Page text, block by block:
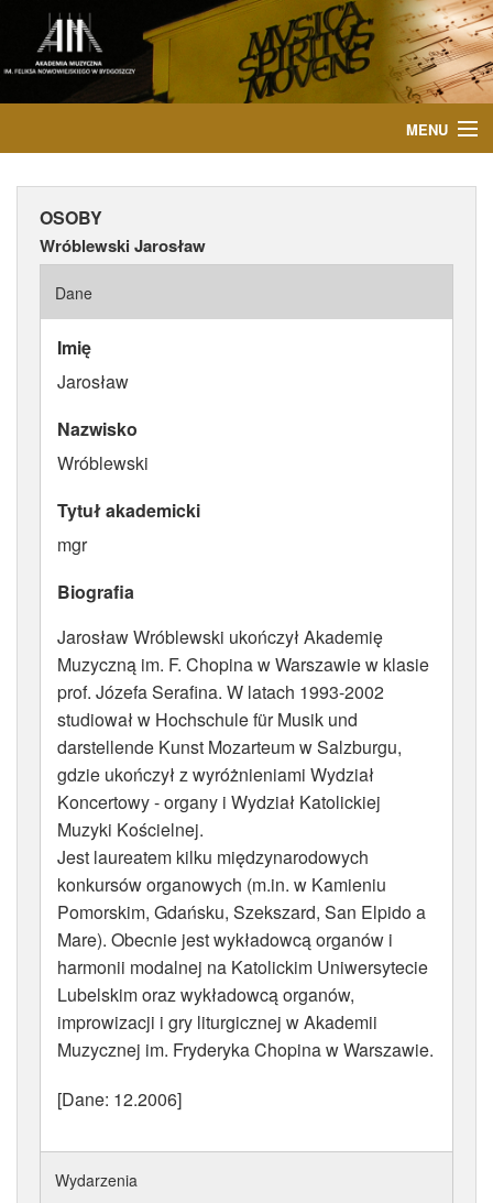
MENU
AKTUALNOŚCI
WYDARZENIA
PUBLIKACJE
OSOBY
Wróblewski Jarosław
Dane
Imię
Jarosław
Nazwisko
Wróblewski
Tytuł akademicki
mgr
Biografia
Jarosław Wróblewski ukończył Akademię
Muzyczną im. F. Chopina w Warszawie w klasie
prof. Józefa Serafina. W latach 1993-2002
studiował w Hochschule für Musik und
darstellende Kunst Mozarteum w Salzburgu,
gdzie ukończył z wyróżnieniami Wydział
Koncertowy - organy i Wydział Katolickiej
Muzyki Kościelnej.
Jest laureatem kilku międzynarodowych
konkursów organowych (m.in. w Kamieniu
Pomorskim, Gdańsku, Szekszard, San Elpido a
Mare). Obecnie jest wykładowcą organów i
harmonii modalnej na Katolickim Uniwersytecie
Lubelskim oraz wykładowcą organów,
improwizacji i gry liturgicznej w Akademii
Muzycznej im. Fryderyka Chopina w Warszawie.
[Dane: 12.2006]
Wydarzenia